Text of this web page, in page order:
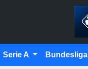
Serie A Bundesliga